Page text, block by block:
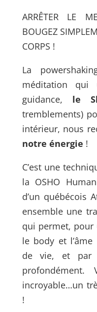
ARRÊTER LE
BOUGEZ
CORPS !
La
méditation qui
guidance, le
tremblements)
intérieur, nous
notre énergie !
C’est une
la OSHO
d’un québécois
ensemble une
qui permet, pour
le body et
de vie, et par
profondément.
incroyable…un
!